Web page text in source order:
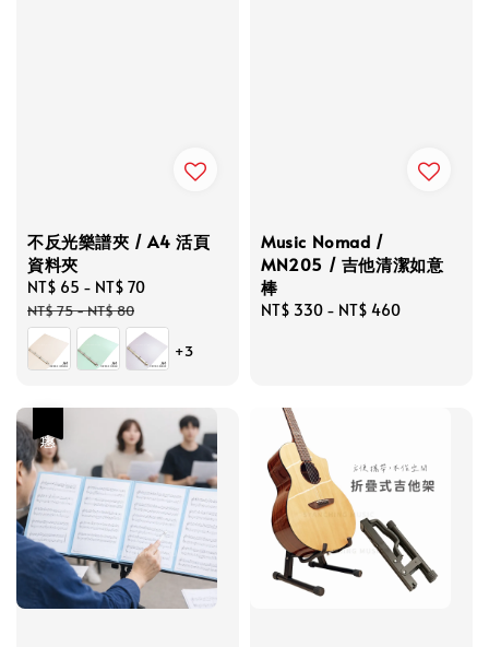
不反光樂譜夾 / A4 活頁
資料夾
Sale
price
NT$ 65 - NT$ 70
NT$ 75-NT$ 80
+3
Music Nomad /
MN205 / 吉他清潔如意
棒
Regular
NT$ 330 - NT$ 460